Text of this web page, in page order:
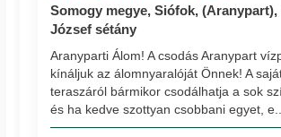
Somogy megye, Siófok, (Aranypart),
József sétány
Aranyparti Álom! A csodás Aranypart
kínáljuk az álomnyaralóját Önnek! A
teraszáról bármikor csodálhatja a sok
és ha kedve szottyan csobbani egyet,